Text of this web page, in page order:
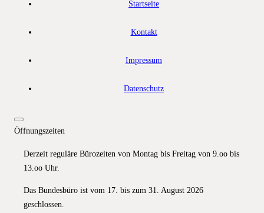
Startseite
Kontakt
Impressum
Datenschutz
Öffnungszeiten
Derzeit reguläre Bürozeiten von Montag bis Freitag von 9.oo bis
13.oo Uhr.
Das Bundesbüro ist vom 17. bis zum 31. August 2026
geschlossen.